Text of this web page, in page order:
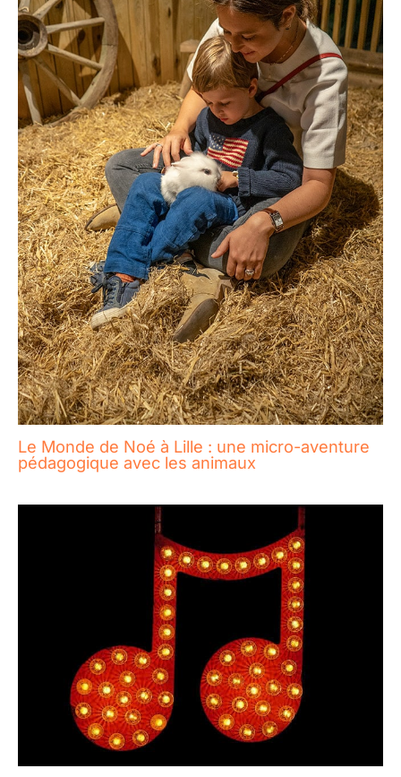
Le Monde de Noé à Lille : une micro-aventure
pédagogique avec les animaux